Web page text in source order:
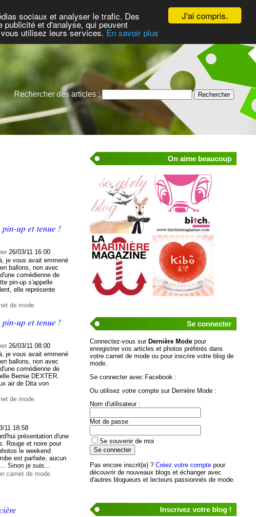
J'ai compris.
sociaux et analyser le trafic. Des
et d'analyse, qui peuvent
utilisez leurs services. En savoir plus
Rechercher des articles :
up et tenue !
26/03/11 16:00
je vous avait emmené
ballons, non avec
comédienne de
pin-up s'appelle
elle représente
de mode
up et tenue !
26/03/11 08:00
je vous avait emmené
ballons, non avec
comédienne de
Bernie DEXTER.
air de Dita von
de mode
11 18:58
présentation d'une
Rouge et noire pour
le weekend
est parfaite, aucun
Sinon je suis...
carnet de mode
On aime beaucoup
Se connecter
Connectez-vous sur Dernière Modepour
enregistrer vos articles et photos préférés dans
votre carnet de mode ou pour inscrire votre blog de
mode.
Se connecter avec Facebook :
Ou utilisez votre compte sur Dernière Mode :
Nom d'utilisateur :
Mot de passe
Se souvenir de moi
Pas encore inscrit(e) ? Créez votre comptepour
découvrir de nouveaux blogs et échanger avec
d'autres blogueurs et lecteurs passionnés de mode.
Inscrivez votre blog !